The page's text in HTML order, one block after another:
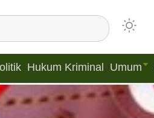
Hukum Kriminal Umum